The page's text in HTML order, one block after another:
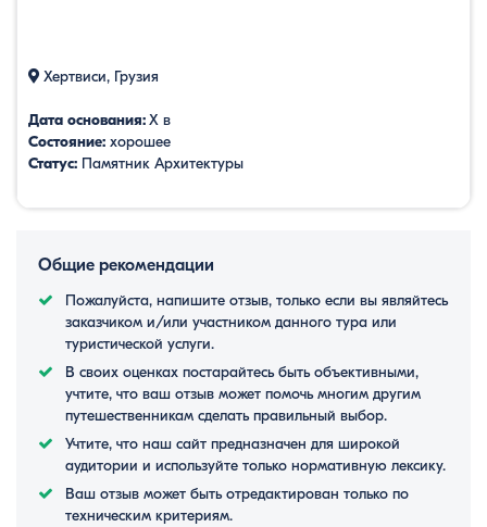
Хертвиси, Грузия
Дата основания:Х в
Состояние: хорошее
Статус: Памятник Архитектуры
Общие рекомендации
Пожалуйста, напишите отзыв, только если вы являйтесь
заказчиком и/или участником данного тура или
туристической услуги.
В своих оценках постарайтесь быть объективными,
учтите, что ваш отзыв может помочь многим другим
путешественникам сделать правильный выбор.
Учтите, что наш сайт предназначен для широкой
аудитории и используйте только нормативную лексику.
Ваш отзыв может быть отредактирован только по
техническим критериям.